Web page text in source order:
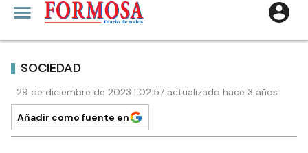
SOCIEDAD
29 de diciembre de 2023 | 02:57 actualizado hace 3 años
Añadir como fuente en